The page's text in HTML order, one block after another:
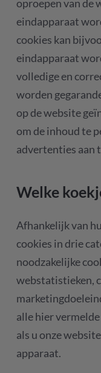
oproepen van de
eindapparaat
cookies kan
eindapparaat
volledige en
worden
op de website
om de inhoud te
advertenties aan
Welke
Afhankelijk van
cookies in drie
noodzakelijke
webstatistieken,
alle hier
als u onze
apparaat.